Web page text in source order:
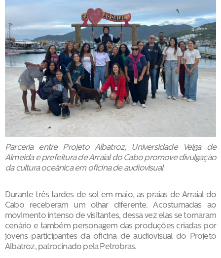
Parceria entre Projeto Albatroz, Universidade Veiga de
Almeida e prefeitura de Arraial do Cabo promove divulgação
da cultura oceânica em oficina de audiovisual
Durante três tardes de sol em maio, as praias de Arraial do
Cabo receberam um olhar diferente. Acostumadas ao
movimento intenso de visitantes, dessa vez elas se tornaram
cenário e também personagem das produções criadas por
jovens participantes da oficina de audiovisual do Projeto
Albatroz, patrocinado pela Petrobras.